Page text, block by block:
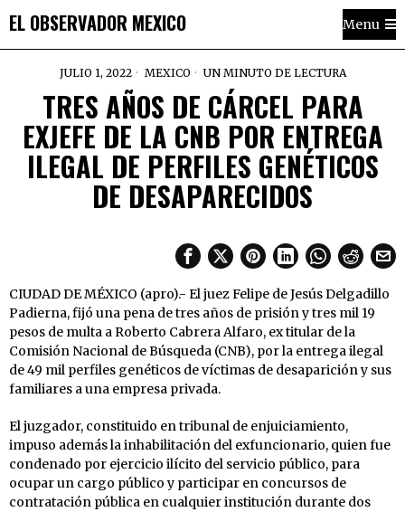
EL OBSERVADOR MEXICO Menu
JULIO 1, 2022 MEXICO UN MINUTO DE LECTURA
TRES AÑOS DE CÁRCEL PARA
EXJEFE DE LA CNB POR ENTREGA
ILEGAL DE PERFILES GENÉTICOS
DE DESAPARECIDOS
CIUDAD DE MÉXICO (apro).- El juez Felipe de Jesús Delgadillo
Padierna, fijó una pena de tres años de prisión y tres mil 19
pesos de multa a Roberto Cabrera Alfaro, ex titular de la
Comisión Nacional de Búsqueda (CNB), por la entrega ilegal
de 49 mil perfiles genéticos de víctimas de desaparición y sus
familiares a una empresa privada.
El juzgador, constituido en tribunal de enjuiciamiento,
impuso además la inhabilitación del exfuncionario, quien fue
condenado por ejercicio ilícito del servicio público, para
ocupar un cargo público y participar en concursos de
contratación pública en cualquier institución durante dos